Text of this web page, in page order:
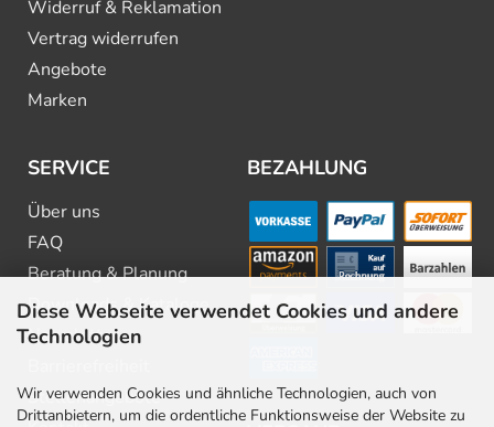
Diese Webseite verwendet Cookies und andere
Technologien
Wir verwenden Cookies und ähnliche Technologien, auch von
Drittanbietern, um die ordentliche Funktionsweise der Website zu
Widerruf & Reklamation
Vertrag widerrufen
Angebote
Marken
SERVICE
Über uns
FAQ
Beratung & Planung
Downloads & Kataloge
Newsletter
Stellenangebote
BEZAHLUNG